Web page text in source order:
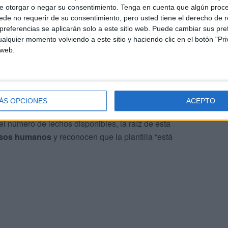
otorgar o negar su consentimiento. Tenga en cuenta que algún
no requerir de su consentimiento, pero usted tiene el derecho de
se aplicarán solo a este sitio web. Puede cambiar sus
momento volviendo a este sitio y haciendo clic en el botón
OPCIONES ACEPTO
otros usos cuando se requiere. Enuncian que desde
al “no tener dónde ingresar a personas”.
y que incluso han llegado a notificarque la
han dado situaciones de personas que han
haber sido emitida la aceptación de su admisión
ahí porque no hay camas disponibles y no se les
número de lechos disponibles, la raíz de esta
humanos y reconocen que la plantilla “está